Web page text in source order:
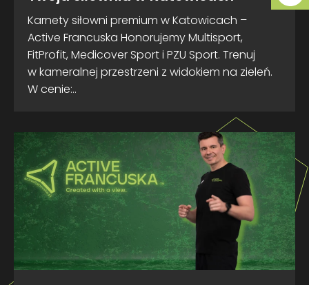
Karnety siłowni premium w Katowicach –
Active Francuska Honorujemy Multisport,
FitProfit, Medicover Sport i PZU Sport. Trenuj
w kameralnej przestrzeni z widokiem na zieleń.
W cenie:..